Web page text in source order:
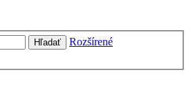
Hľadať
Rozšírené